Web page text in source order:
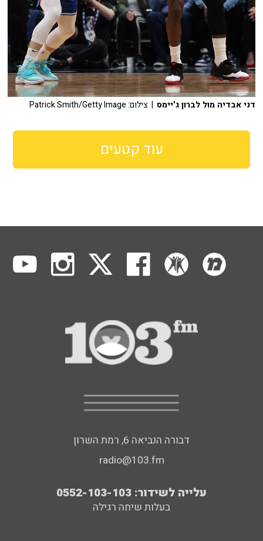
דני אבדיה מול לברון ג'יימס | צילום: Patrick Smith/Getty Image
עוד קטעים
דבורה הנביאה 6, רמת השרון
radio@103.fm
עלייה לשידור: 0552-103-103
בעלות שיחה רגילה